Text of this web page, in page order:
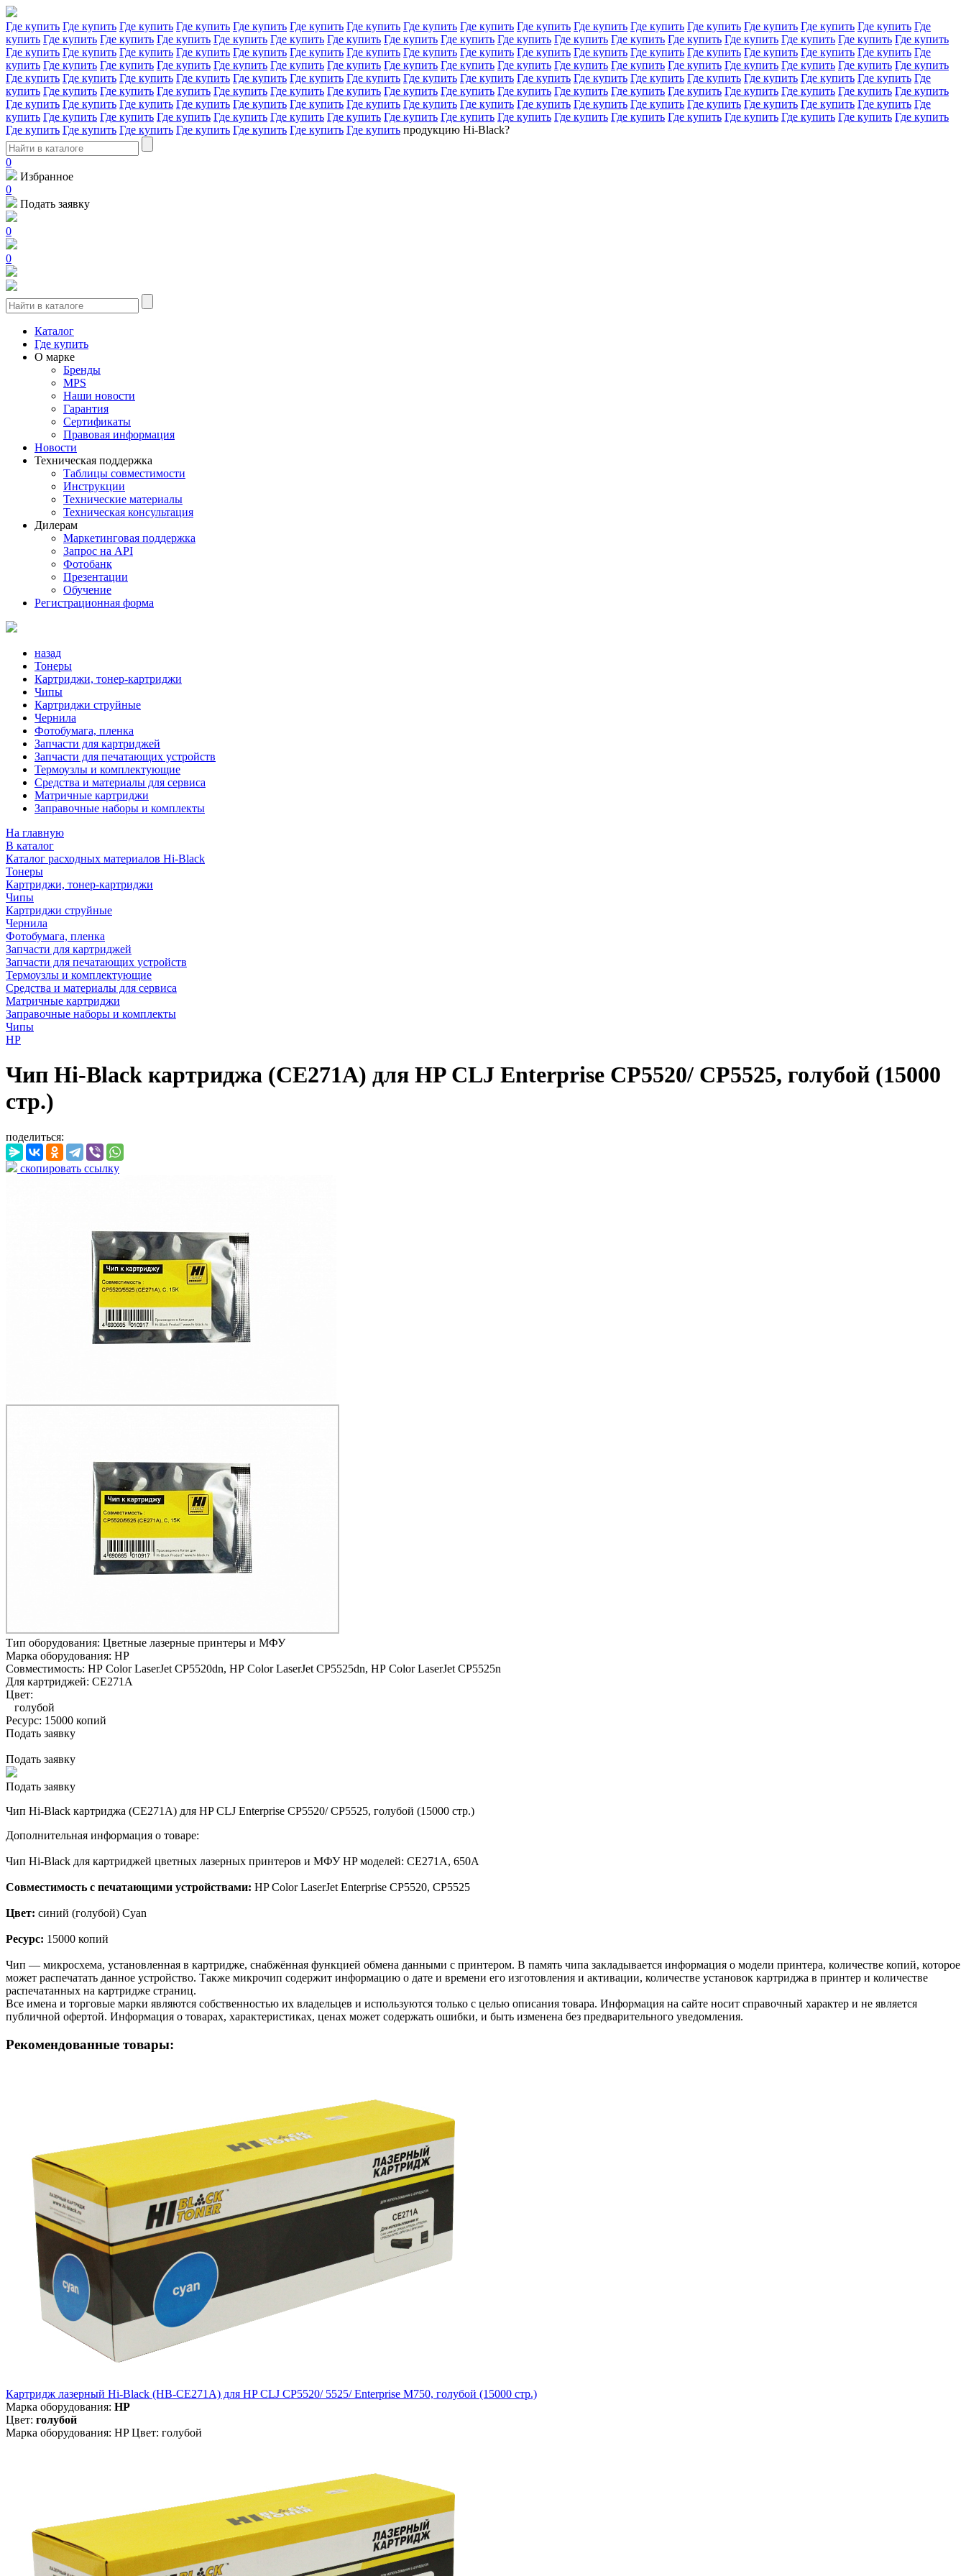
Где купить Где купить Где купить Где купить Где купить Где купить Где купить Где купить Где купить Где купить Где купить Где купить Где купить Где купить Где купить Где купить Где
купить Где купить Где купить Где купить Где купить Где купить Где купить Где купить Где купить Где купить Где купить Где купить Где купить Где купить Где купить Где купить Где купить
Где купить Где купить Где купить Где купить Где купить Где купить Где купить Где купить Где купить Где купить Где купить Где купить Где купить Где купить Где купить Где купить Где
купить Где купить Где купить Где купить Где купить Где купить Где купить Где купить Где купить Где купить Где купить Где купить Где купить Где купить Где купить Где купить Где купить
Где купить Где купить Где купить Где купить Где купить Где купить Где купить Где купить Где купить Где купить Где купить Где купить Где купить Где купить Где купить Где купить Где
купить Где купить Где купить Где купить Где купить Где купить Где купить Где купить Где купить Где купить Где купить Где купить Где купить Где купить Где купить Где купить Где купить
Где купить Где купить Где купить Где купить Где купить Где купить Где купить Где купить Где купить Где купить Где купить Где купить Где купить Где купить Где купить Где купить Где
купить Где купить Где купить Где купить Где купить Где купить Где купить Где купить Где купить Где купить Где купить Где купить Где купить Где купить Где купить Где купить Где купить
Где купить Где купить Где купить Где купить Где купить Где купить Где купить продукцию Hi-Black?
0
Избранное
0
Подать заявку
0
0
Каталог
Где купить
О марке
Бренды
MPS
Наши новости
Гарантия
Сертификаты
Правовая информация
Новости
Техническая поддержка
Таблицы совместимости
Инструкции
Технические материалы
Техническая консультация
Дилерам
Маркетинговая поддержка
Запрос на API
Фотобанк
Презентации
Обучение
Регистрационная форма
назад
Тонеры
Картриджи, тонер-картриджи
Чипы
Картриджи струйные
Чернила
Фотобумага, пленка
Запчасти для картриджей
Запчасти для печатающих устройств
Термоузлы и комплектующие
Средства и материалы для сервиса
Матричные картриджи
Заправочные наборы и комплекты
На главную
В каталог
Каталог расходных материалов Hi-Black
Тонеры
Картриджи, тонер-картриджи
Чипы
Картриджи струйные
Чернила
Фотобумага, пленка
Запчасти для картриджей
Запчасти для печатающих устройств
Термоузлы и комплектующие
Средства и материалы для сервиса
Матричные картриджи
Заправочные наборы и комплекты
Чипы
HP
Чип Hi-Black картриджа (CE271A) для HP CLJ Enterprise CP5520/ CP5525, голубой (15000
стр.)
поделиться:
скопировать ссылку
Тип оборудования: Цветные лазерные принтеры и МФУ
Марка оборудования: HP
Совместимость: HP Color LaserJet CP5520dn, HP Color LaserJet CP5525dn, HP Color LaserJet CP5525n
Для картриджей: CE271A
Цвет:
голубой
Ресурс: 15000 копий
Подать заявку
Подать заявку
Подать заявку
Чип Hi-Black картриджа (CE271A) для HP CLJ Enterprise CP5520/ CP5525, голубой (15000 стр.)
Дополнительная информация о товаре:
Чип Hi-Black для картриджей цветных лазерных принтеров и МФУ HP моделей: CE271A, 650A
Совместимость с печатающими устройствами: HP Color LaserJet Enterprise CP5520, CP5525
Цвет: синий (голубой) Cyan
Ресурс: 15000 копий
Чип — микросхема, установленная в картридже, снабжённая функцией обмена данными с принтером. В память чипа закладывается информация о модели принтера, количестве копий, которое
может распечатать данное устройство. Также микрочип содержит информацию о дате и времени его изготовления и активации, количестве установок картриджа в принтер и количестве
распечатанных на картридже страниц.
Все имена и торговые марки являются собственностью их владельцев и используются только с целью описания товара. Информация на сайте носит справочный характер и не является
публичной офертой. Информация о товарах, характеристиках, ценах может содержать ошибки, и быть изменена без предварительного уведомления.
Рекомендованные товары:
Картридж лазерный Hi-Black (HB-CE271A) для HP CLJ CP5520/ 5525/ Enterprise M750, голубой (15000 стр.)
Марка оборудования: HP
Цвет: голубой
Марка оборудования: HP Цвет: голубой